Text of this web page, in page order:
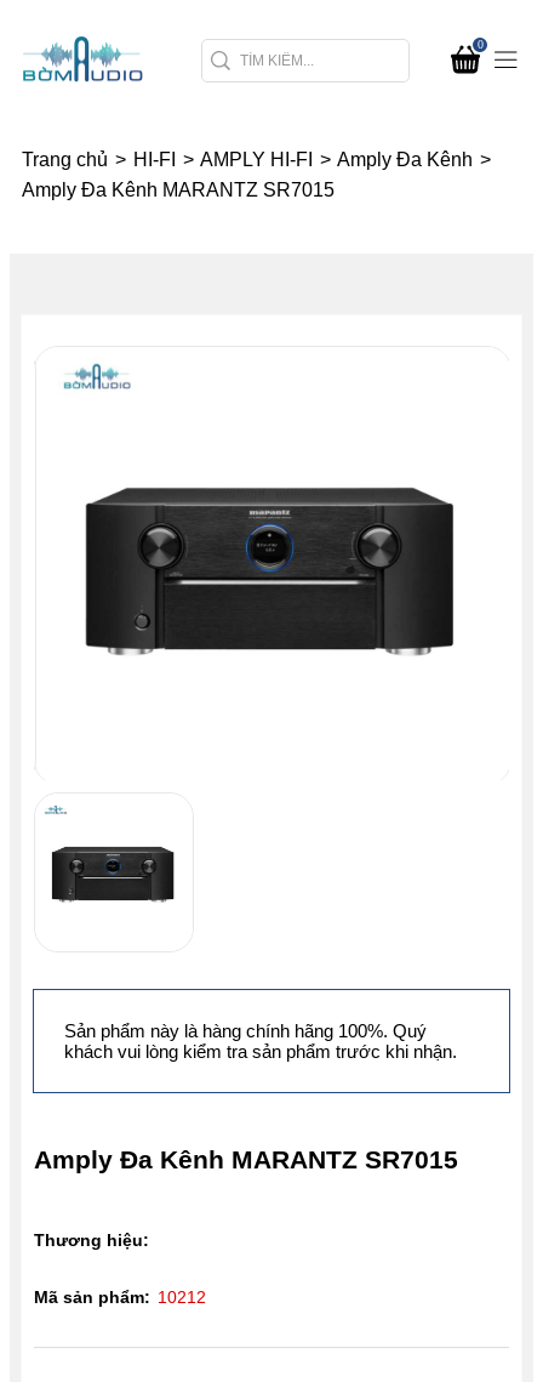
0
Trang chủ > HI-FI > AMPLY HI-FI > Amply Đa Kênh >
Amply Đa Kênh MARANTZ SR7015
Amply Đa Kênh MARANTZ SR7015
Thương hiệu:
Mã sản phẩm: 10212
Sản phẩm này là hàng chính hãng 100%. Quý
khách vui lòng kiểm tra sản phẩm trước khi nhận.